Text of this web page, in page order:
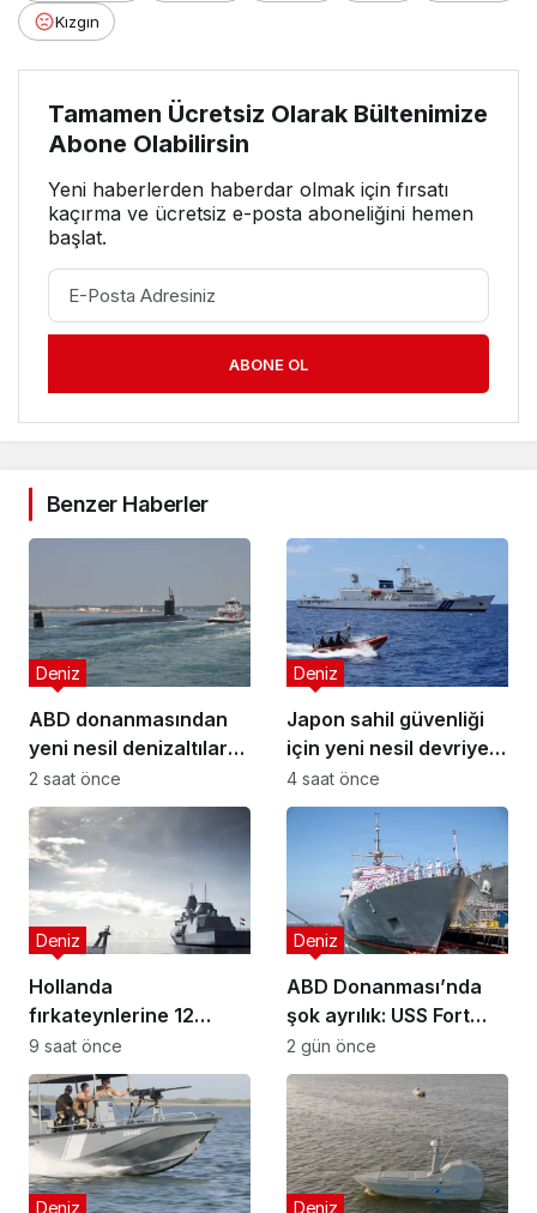
Kızgın
Tamamen Ücretsiz Olarak Bültenimize
Abone Olabilirsin
Yeni haberlerden haberdar olmak için fırsatı
kaçırma ve ücretsiz e-posta aboneliğini hemen
başlat.
ABONE OL
Benzer Haberler
ABD donanmasından
yeni nesil denizaltılar
için sınıf hamlesi
Deniz
2 saat önce
Japon sahil güvenliği
için yeni nesil devriye
gemisi üretildi
Deniz
4 saat önce
Hollanda
fırkateynlerine 12
metrelik insansız deniz
botu
Deniz
9 saat önce
ABD Donanması’nda
şok ayrılık: USS Fort
Worth erken emekli
edildi
Deniz
2 gün önce
Deniz Deniz